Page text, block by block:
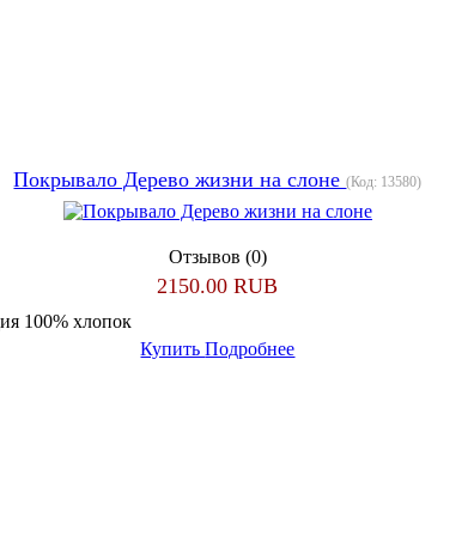
Покрывало Дерево жизни на слоне(Код: 13580)
Отзывов (0)
2150.00 RUB
100% хлопок
КупитьПодробнее